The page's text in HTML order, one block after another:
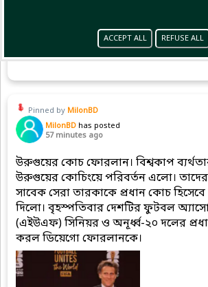
ACCEPT ALL REFUSE ALL
Open
Pinned by MilonBD
MilonBD has posted
57 minutes ago
উরুগুয়ের কোচ ফোরলান। বিশ্বকাপ
উরুগুয়ের কোচিংয়ে পরিবর্তন এলো।
সাবেক সেরা তারকাকে প্রধান কোচ
দিলো। বৃহস্পতিবার দেশটির ফুটবল
(এইউএফ) সিনিয়র ও অনূর্ধ্ব-২০ দলের
করল ডিয়েগো ফোরলানকে।